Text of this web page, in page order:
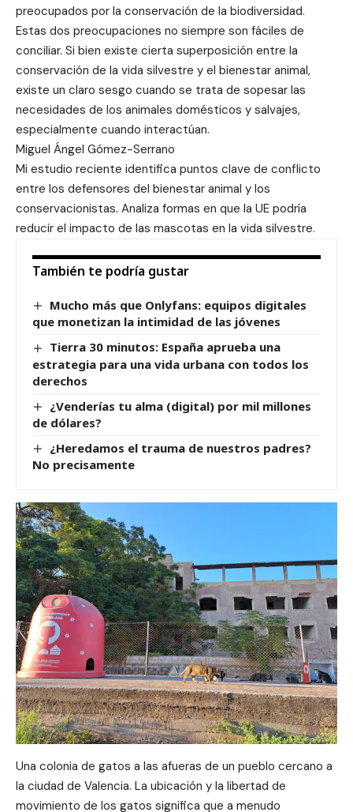
preocupados por la conservación de la biodiversidad.
Estas dos preocupaciones no siempre son fáciles de
conciliar. Si bien existe cierta superposición entre la
conservación de la vida silvestre y el bienestar animal,
existe un claro sesgo cuando se trata de sopesar las
necesidades de los animales domésticos y salvajes,
especialmente cuando interactúan.
Miguel Ángel Gómez-Serrano
Mi estudio reciente identifica puntos clave de conflicto
entre los defensores del bienestar animal y los
conservacionistas. Analiza formas en que la UE podría
reducir el impacto de las mascotas en la vida silvestre.
También te podría gustar
Mucho más que Onlyfans: equipos digitales
que monetizan la intimidad de las jóvenes
Tierra 30 minutos: España aprueba una
estrategia para una vida urbana con todos los
derechos
¿Venderías tu alma (digital) por mil millones
de dólares?
¿Heredamos el trauma de nuestros padres?
No precisamente
Una colonia de gatos a las afueras de un pueblo cercano a
la ciudad de Valencia. La ubicación y la libertad de
movimiento de los gatos significa que a menudo